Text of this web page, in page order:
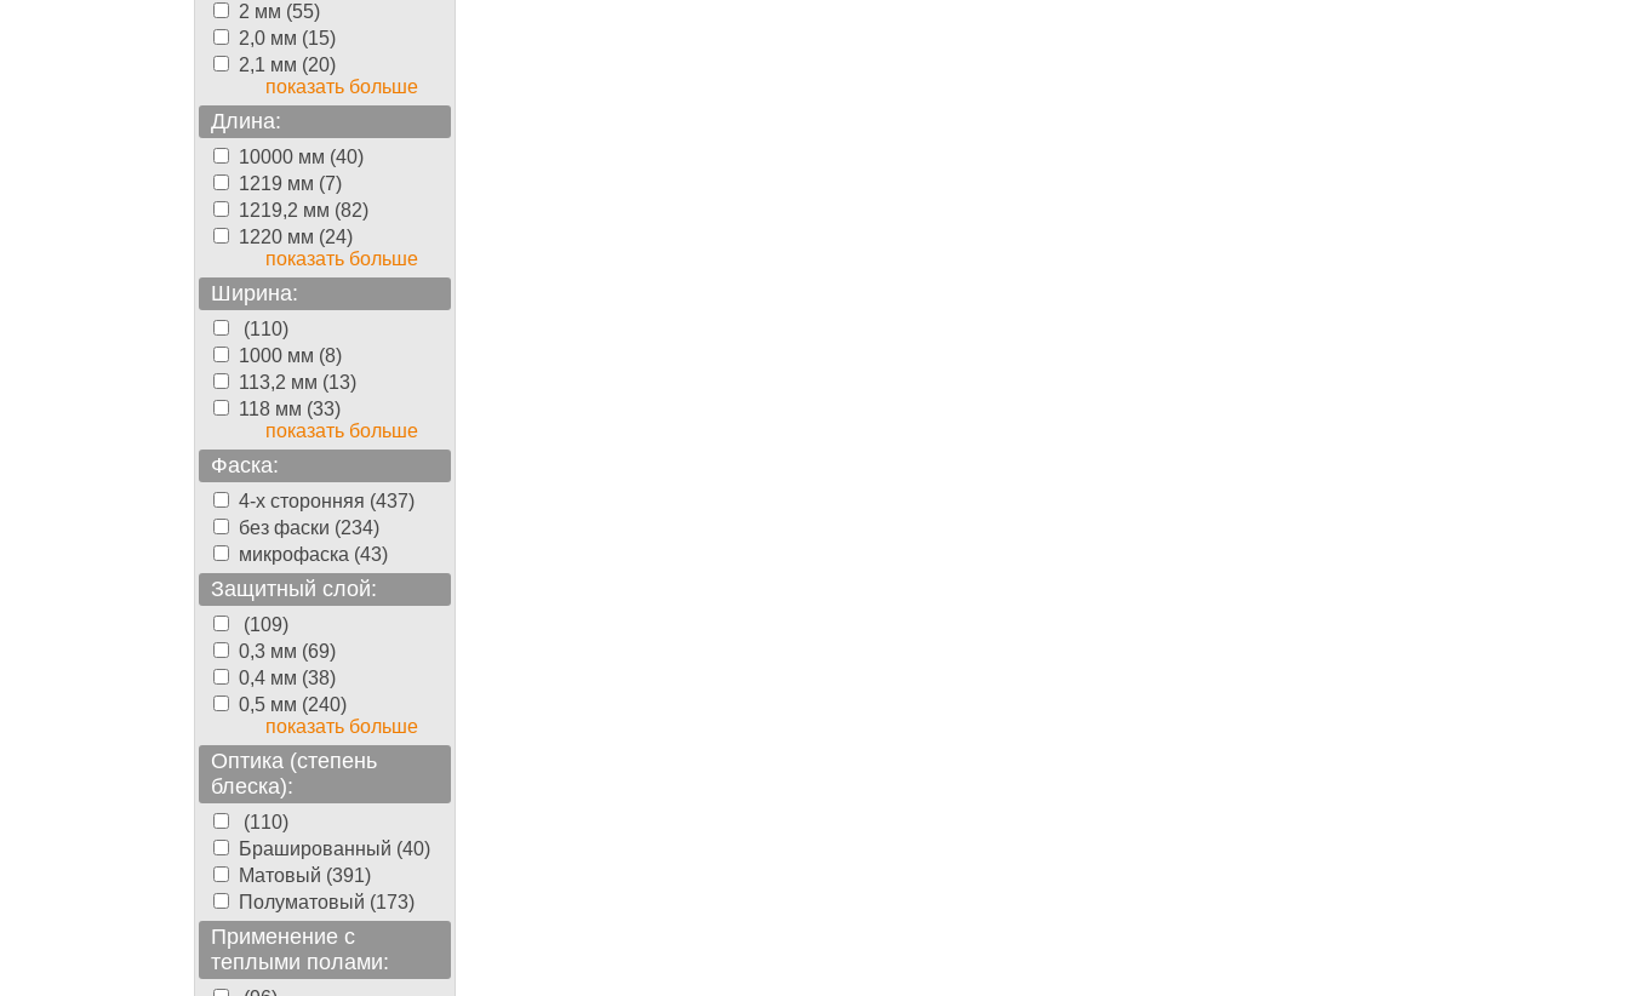
2 мм (55)
2,0 мм (15)
2,1 мм (20)
показать больше
Длина:
10000 мм (40)
1219 мм (7)
1219,2 мм (82)
1220 мм (24)
показать больше
Ширина:
(110)
1000 мм (8)
113,2 мм (13)
118 мм (33)
показать больше
Фаска:
4-х сторонняя (437)
без фаски (234)
микрофаска (43)
Защитный слой:
(109)
0,3 мм (69)
0,4 мм (38)
0,5 мм (240)
показать больше
Оптика (степень
блеска):
(110)
Брашированный (40)
Матовый (391)
Полуматовый (173)
Применение с
теплыми полами: